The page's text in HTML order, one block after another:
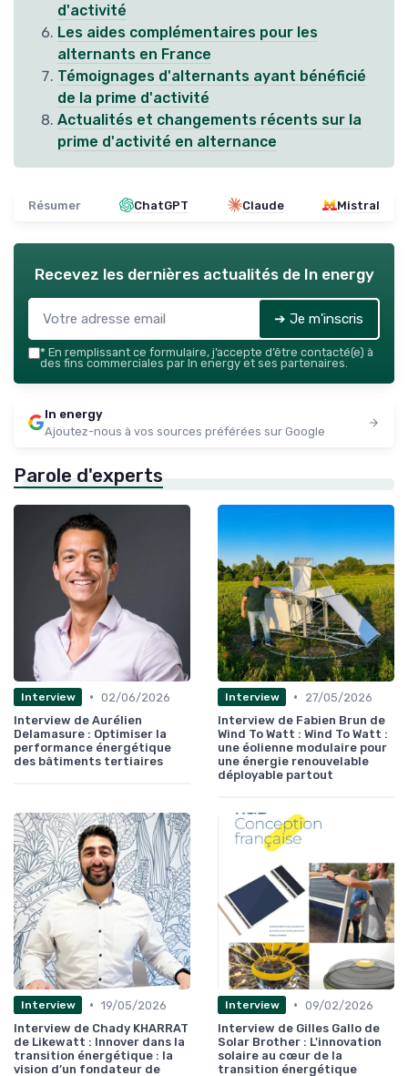
d'activité
Les aides complémentaires pour les
alternants en France
Témoignages d'alternants ayant bénéficié
de la prime d'activité
Actualités et changements récents sur la
prime d'activité en alternance
Résumer ChatGPT Claude Mistral
Recevez les dernières actualités de In energy
➔ Je m'inscris
* En remplissant ce formulaire, j’accepte d’être contacté(e) à
des fins commerciales par In energy et ses partenaires.
In energy
Ajoutez-nous à vos sources préférées sur Google
Parole d'experts
Interview • 02/06/2026
Interview de Aurélien
Delamasure : Optimiser la
performance énergétique
des bâtiments tertiaires
Interview •
27/05/2026
Interview de Fabien Brun de
Wind To Watt : Wind To Watt :
une éolienne modulaire pour
une énergie renouvelable
déployable partout
Interview • 19/05/2026
Interview de Chady KHARRAT
de Likewatt : Innover dans la
transition énergétique : la
vision d’un fondateur de
Interview • 09/02/2026
Interview de Gilles Gallo de
Solar Brother : L'innovation
solaire au cœur de la
transition énergétique